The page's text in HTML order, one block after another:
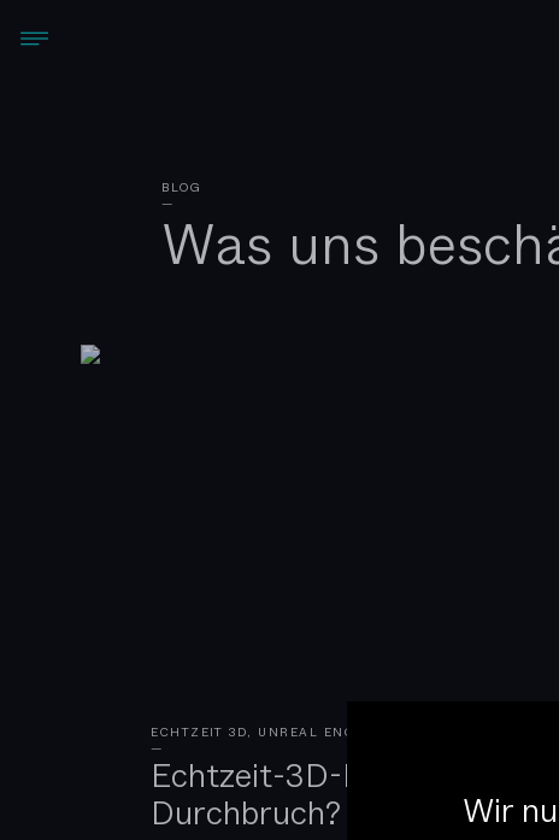
Wir
BLOG
—
Was uns
ECHTZEIT 3D, UNREAL ENGINE TOOLKIT
—
Echtzeit-3D-Rendering: Ein
Durchbruch?